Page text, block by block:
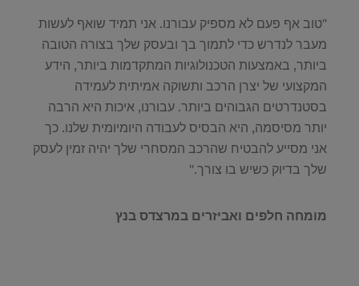
"טוב אף פעם לא מספיק עבורנו. אני תמיד שואף לעשות
מעבר לנדרש כדי לתמוך בך ובעסק שלך בצורה הטובה
ביותר, באמצעות הטכנולוגיות המתקדמות ביותר, הידע
המקצועי של יצרן הרכב ותשוקה אמיתית לעמידה
בסטנדרטים הגבוהים ביותר. עבורנו, איכות היא הרבה
יותר מסיסמה, היא הבסיס לעבודה היומיומית שלנו. כך
אני מסייע להבטיח שהרכב המסחרי שלך יהיה זמין לעסק
שלך בדיוק כשיש בו צורך."
מומחה חלפים ואביזרים במרצדס בנץ